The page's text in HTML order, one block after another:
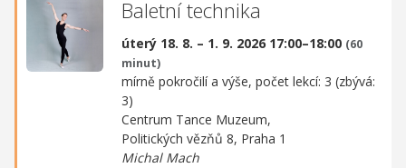
Baletní technika
úterý 18. 8. – 1. 9. 2026 17:00–18:00 (60
minut)
mírně pokročilí a výše, počet lekcí: 3 (zbývá:
3)
Centrum Tance Muzeum,
Politických vězňů 8, Praha 1
Michal Mach